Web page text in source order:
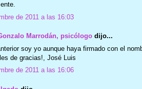
de 2011 a las 16:03
Marrodán, psicólogodijo...
soy yo aunque haya firmado con el
de gracias!, José Luis
de 2011 a las 16:06